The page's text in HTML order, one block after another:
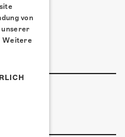
von
unserer
Weitere